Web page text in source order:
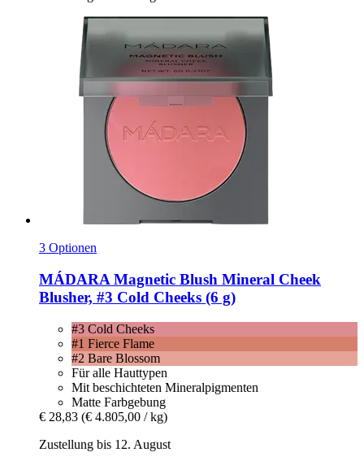
3 Optionen
MÁDARA Magnetic Blush Mineral Cheek
Blusher, #3 Cold Cheeks (6 g)
#3 Cold Cheeks
#1 Fierce Flame
#2 Bare Blossom
Für alle Hauttypen
Mit beschichteten Mineralpigmenten
Matte Farbgebung
€ 28,83 (€ 4.805,00 / kg)
Zustellung bis 12. August